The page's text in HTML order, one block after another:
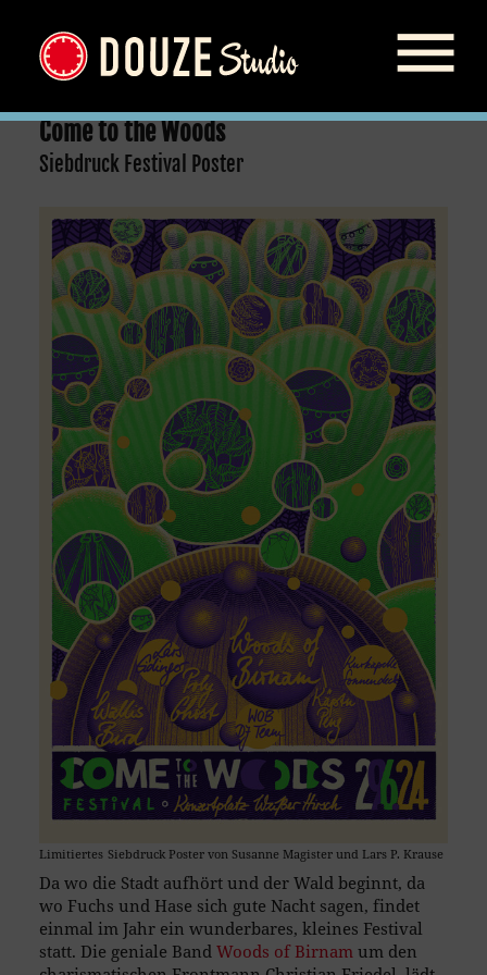
Come to the Woods
Siebdruck Festival Poster
Limitiertes Siebdruck Poster von Susanne Magister und Lars P. Krause
Da wo die Stadt aufhört und der Wald beginnt, da
wo Fuchs und Hase sich gute Nacht sagen, findet
einmal im Jahr ein wunderbares, kleines Festival
statt. Die geniale Band Woods of Birnamum den